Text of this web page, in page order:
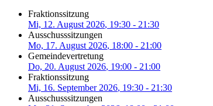
Fraktionssitzung
Mi, 12. August 2026, 19:30 - 21:30
Ausschusssitzungen
Mo, 17. August 2026, 18:00 - 21:00
Gemeindevertretung
Do, 20. August 2026, 19:00 - 21:00
Fraktionssitzung
Mi, 16. September 2026, 19:30 - 21:30
Ausschusssitzungen